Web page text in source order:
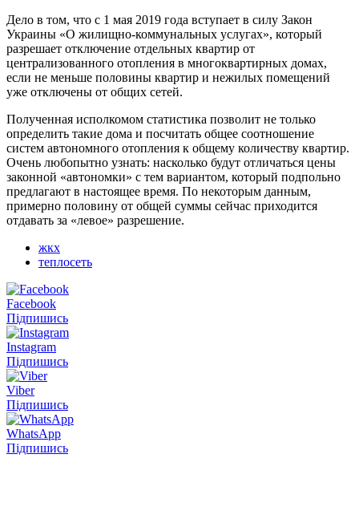
Дело в том, что с 1 мая 2019 года вступает в силу Закон
Украины «О жилищно-коммунальных услугах», который
разрешает отключение отдельных квартир от
централизованного отопления в многоквартирных домах,
если не меньше половины квартир и нежилых помещений
уже отключены от общих сетей.
Полученная исполкомом статистика позволит не только
определить такие дома и посчитать общее соотношение
систем автономного отопления к общему количеству квартир.
Очень любопытно узнать: насколько будут отличаться цены
законной «автономки» с тем вариантом, который подпольно
предлагают в настоящее время. По некоторым данным,
примерно половину от общей суммы сейчас приходится
отдавать за «левое» разрешение.
жкх
теплосеть
Facebook
Підпишись
Instagram
Підпишись
Viber
Підпишись
WhatsApp
Підпишись